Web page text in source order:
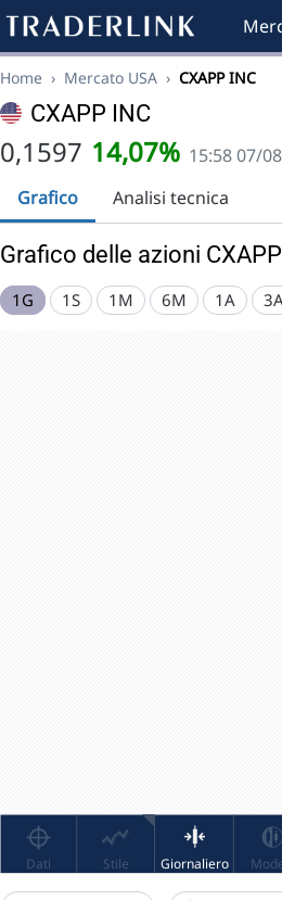
Home › Mercato USA › CXAPP INC
CXAPP INC
0,1597 14,07% 15:58 07/
Grafico
Analisi tecnica
Grafico delle azioni
1G 1S 1M 6M 1A